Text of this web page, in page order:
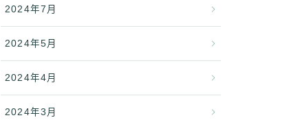
2024年7月
2024年5月
2024年4月
2024年3月